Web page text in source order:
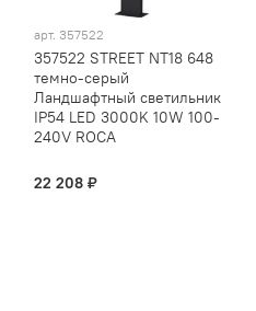
арт. 357522
357522 STREET NT18 648
темно-серый
Ландшафтный светильник
IP54 LED 3000K 10W 100-
240V ROCA
22 208 ₽